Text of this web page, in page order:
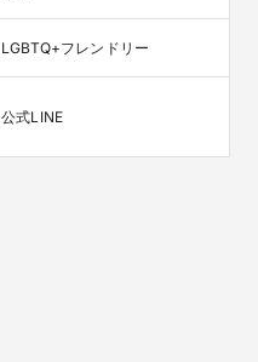
LGBTQ+フレンドリー
公式LINE